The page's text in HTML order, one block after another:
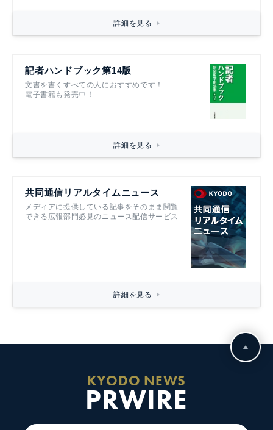
詳細を見る
記者ハンドブック第14版
文書を書くすべての人におすすめです！
電子書籍も発売中！
詳細を見る
共同通信リアルタイムニュース
メディアに提供している記事をそのまま閲覧
できる広報部門必見のニュース配信サービス
詳細を見る
KYODO NEWS
PRWIRE